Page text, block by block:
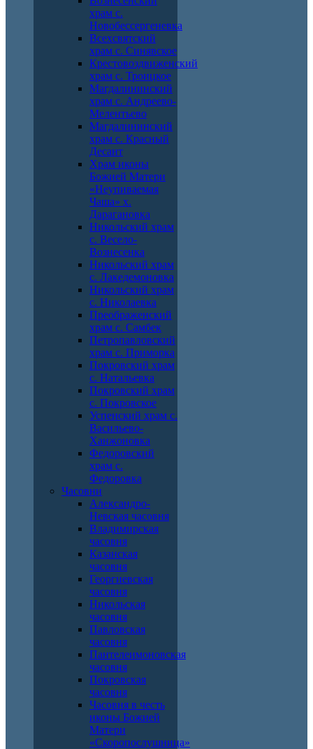
храм с.
Новобессергеневка
Всехсвятский
храм с. Синявское
Крестовоздвиженский
храм с. Троицкое
Магдалининский
храм с. Андреево-
Мелентьево
Магдалининский
храм с. Красный
Десант
Храм иконы
Божией Матери
«Неупиваемая
Чаша» х.
Дарагановка
Никольский храм
с. Весело-
Вознесенка
Никольский храм
с. Лакедемоновка
Никольский храм
с. Николаевка
Преображенский
храм с. Самбек
Петропавловский
храм с. Приморка
Покровский храм
с. Натальевка
Покровский храм
с. Покровское
Успенский храм с.
Васильево-
Ханжоновка
Федоровский
храм с.
Федоровка
Часовни
Александро-
Невская часовня
Владимирская
часовня
Казанская
часовня
Георгиевская
часовня
Никольская
часовня
Павловская
часовня
Пантелеимоновская
часовня
Покровская
часовня
Часовня в честь
иконы Божией
Матери
«Скоропослушница»